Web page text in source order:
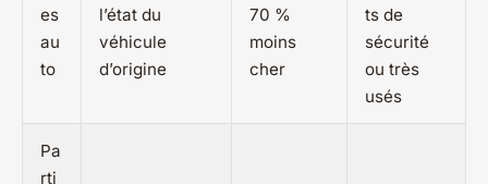
es
au
to
l’état du
véhicule
d’origine
70 %
moins
cher
ts de
sécurité
ou très
usés
Pa
rti